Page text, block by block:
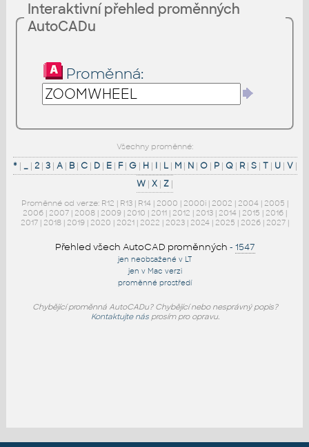
Interaktivní přehled proměnných
AutoCADu
Proměnná:
Všechny proměnné:
*| _| 2| 3| A| B| C| D| E| F| G| H | I| L| M| N| O| P| Q| R| S| T| U| V|
W | X | Z |
Proměnné od verze: R12 | R13 | R14 | 2000 | 2000i | 2002 | 2004 | 2005 |
2006 | 2007 | 2008 | 2009 | 2010 | 2011 | 2012 | 2013 | 2014 | 2015 | 2016 |
2017 | 2018 | 2019 | 2020 | 2021 | 2022 | 2023 | 2024 | 2025 | 2026 | 2027 |
Přehled všech AutoCAD proměnných - 1547
jen neobsažené v LT
jen v Mac verzi
proměnné prostředí
Chybějící proměnná AutoCADu? Chybějící nebo nesprávný popis?
Kontaktujte násprosím pro opravu.